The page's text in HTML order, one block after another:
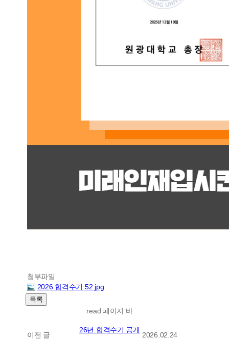
첨부파일
2026 합격수기 52.jpg
read 페이지 바
이전 글
26년 합격수기 공개
2026.02.24